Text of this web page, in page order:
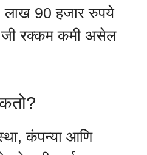
लाख 90 हजार रुपये
जी रक्कम कमी असेल
कंपन्या आणि